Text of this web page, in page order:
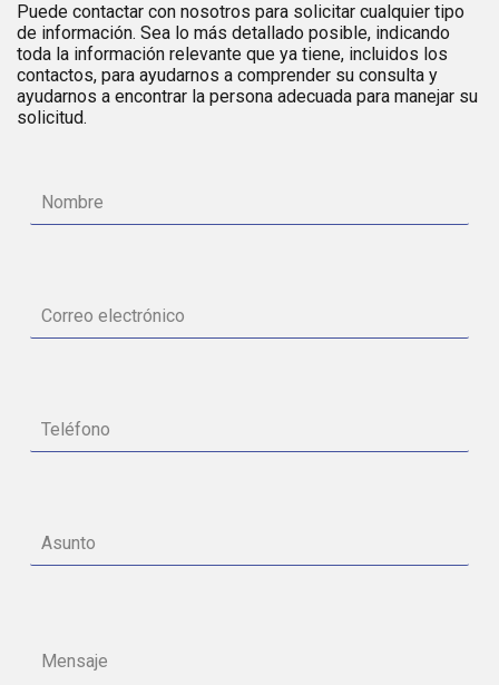
Puede contactar con nosotros para solicitar cualquier tipo
de información. Sea lo más detallado posible, indicando
toda la información relevante que ya tiene, incluidos los
contactos, para ayudarnos a comprender su consulta y
ayudarnos a encontrar la persona adecuada para manejar su
solicitud.